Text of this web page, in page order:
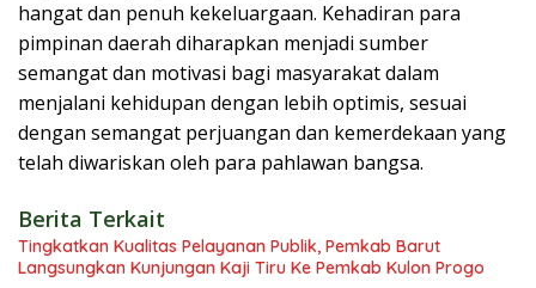
hangat dan penuh kekeluargaan. Kehadiran para
pimpinan daerah diharapkan menjadi sumber
semangat dan motivasi bagi masyarakat dalam
menjalani kehidupan dengan lebih optimis, sesuai
dengan semangat perjuangan dan kemerdekaan yang
telah diwariskan oleh para pahlawan bangsa.
Berita Terkait
Tingkatkan Kualitas Pelayanan Publik, Pemkab Barut
Langsungkan Kunjungan Kaji Tiru Ke Pemkab Kulon Progo